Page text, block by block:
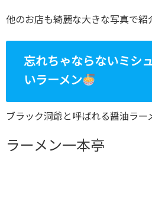
他のお店も綺麗な大きな写真で紹
忘れちゃならないミシ
いラーメン
ブラック洞爺と呼ばれる醤油ラー
ラーメン一本亭